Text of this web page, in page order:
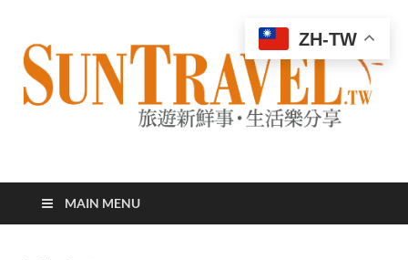
太陽網
MAIN MENU
ZH-TW